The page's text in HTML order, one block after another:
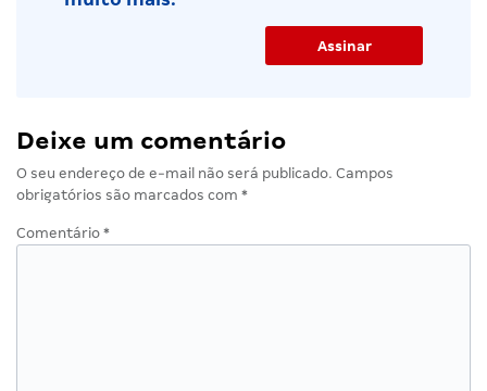
Deixe um comentário
O seu endereço de e-mail não será publicado. Campos
obrigatórios são marcados com *
Comentário *